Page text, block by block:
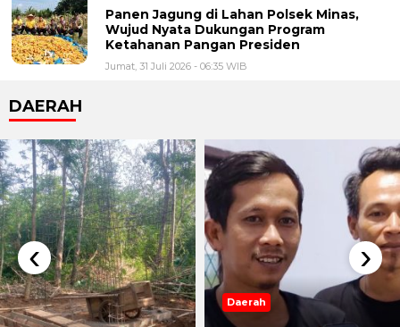
Panen Jagung di Lahan Polsek Minas,
Wujud Nyata Dukungan Program
Ketahanan Pangan Presiden
Jumat, 31 Juli 2026 - 06:35 WIB
DAERAH
Daerah
‹ ›